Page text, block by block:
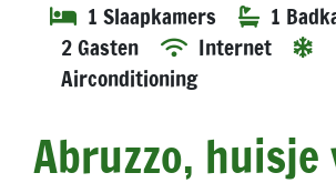
1 Slaapkamers
1
2 Gasten
Internet
Airconditioning
Abruzzo, huisje